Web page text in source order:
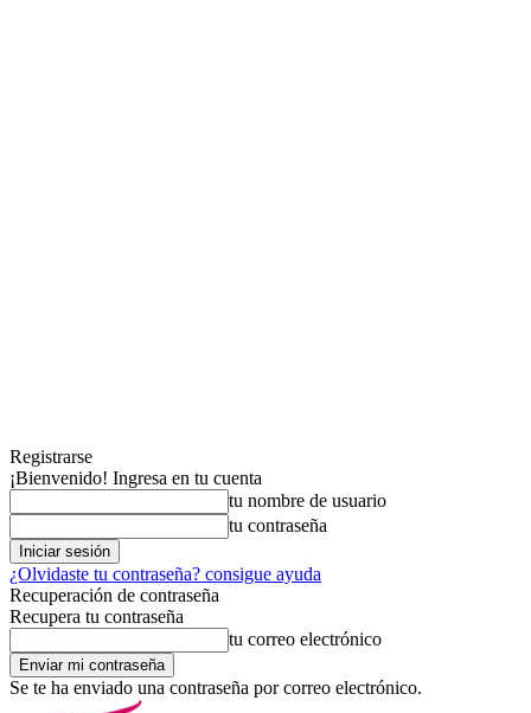
Registrarse
¡Bienvenido! Ingresa en tu cuenta
tu nombre de usuario
tu contraseña
¿Olvidaste tu contraseña? consigue ayuda
Recuperación de contraseña
Recupera tu contraseña
tu correo electrónico
Se te ha enviado una contraseña por correo electrónico.